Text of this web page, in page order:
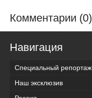
Комментарии (0)
Навигация
Специальный репортаж
Наш эксклюзив